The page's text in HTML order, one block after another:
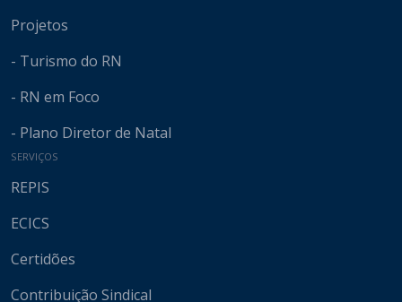
Projetos
- Turismo do RN
- RN em Foco
- Plano Diretor de Natal
SERVIÇOS
REPIS
ECICS
Certidões
Contribuição Sindical